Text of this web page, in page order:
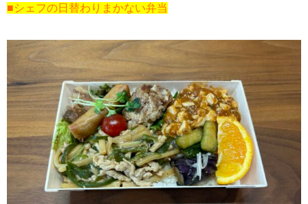
■シェフの日替わりまかない弁当